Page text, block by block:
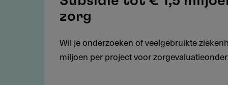
miljoen
voor
zorg
Wil je onderzoeken of veelgebruikte
miljoen per project voor